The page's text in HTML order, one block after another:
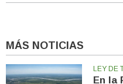
MÁS NOTICIAS
LEY DE
En la